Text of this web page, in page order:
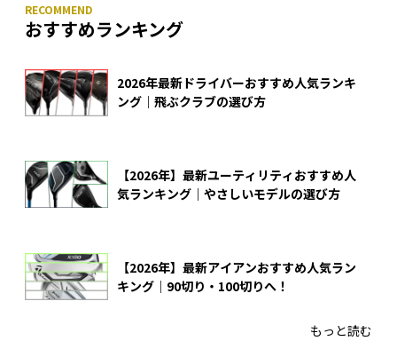
おすすめランキング
2026年最新ドライバーおすすめ人気ランキ
ング｜飛ぶクラブの選び方
【2026年】最新ユーティリティおすすめ人
気ランキング｜やさしいモデルの選び方
【2026年】最新アイアンおすすめ人気ラン
キング｜90切り・100切りへ！
もっと読む